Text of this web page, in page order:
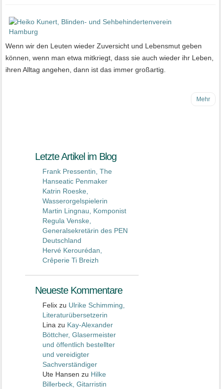
Wenn wir den Leuten wieder Zuversicht und Lebensmut geben
können, wenn man etwa mitkriegt, dass sie auch wieder ihr Leben,
ihren Alltag angehen, dann ist das immer großartig.
Mehr
Letzte Artikel im Blog
Frank Pressentin, The
Hanseatic Penmaker
Katrin Roeske,
Wasserorgelspielerin
Martin Lingnau, Komponist
Regula Venske,
Generalsekretärin des PEN
Deutschland
Hervé Kerourédan,
Crêperie Ti Breizh
Neueste Kommentare
Felix zu Ulrike Schimming,
Literaturübersetzerin
Lina zu Kay-Alexander
Böttcher, Glasermeister
und öffentlich bestellter
und vereidigter
Sachverständiger
Ute Hansen zu Hilke
Billerbeck, Gitarristin